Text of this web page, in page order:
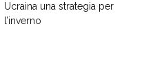
Ucraina una strategia per
l’inverno